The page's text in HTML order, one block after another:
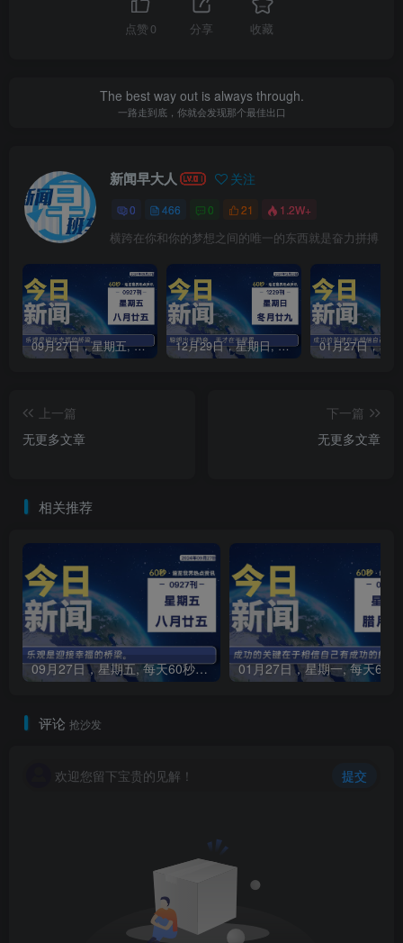
点赞 0 分享 收藏
The best way out is always through.
一路走到底，你就会发现那个最佳出口
新闻早大人 关注
0 466 0 21 1.2W+
横跨在你和你的梦想之间的唯一的东西就是奋力拼搏
09月27日，星期五, 每天60秒读懂全世界！ 12月29日，星期日, 每天60秒读懂全世界！
上一篇
无更多文章
下一篇
无更多文章
相关推荐
09月27日，星期五, 每天60秒读懂全世界！
评论 抢沙发
欢迎您留下宝贵的见解！ 提交